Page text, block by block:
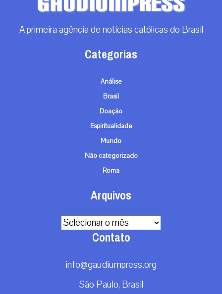
A primeira agência de notícias católicas do Brasil
Categorias
Análise
Brasil
Doação
Espiritualidade
Mundo
Não categorizado
Roma
Arquivos
Arquivos
Contato
info@gaudiumpress.org
São Paulo, Brasil